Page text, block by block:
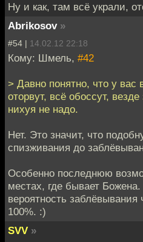
Ну и как, там всё украли,
Abrikosov »
#54 | 14.02.12 22:18
Кому: Шмель, #42
> Давно понятно, что у вас
оторвут, всё обоссут,
нихуя не надо.
Нет. Это значит, что
спизживания до
Особенно последнюю
местах, где бывает
вероятность заблёвывания
100%. :)
SVV »